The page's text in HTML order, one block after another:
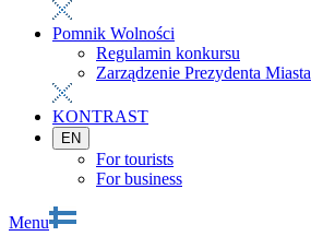
Pomnik Wolności
Regulamin konkursu
Zarządzenie Prezydenta Miasta
KONTRAST
EN
For tourists
For business
Menu